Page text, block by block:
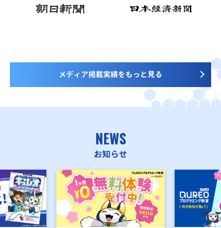
メディア掲載実績をもっと見る
NEWS
お知らせ